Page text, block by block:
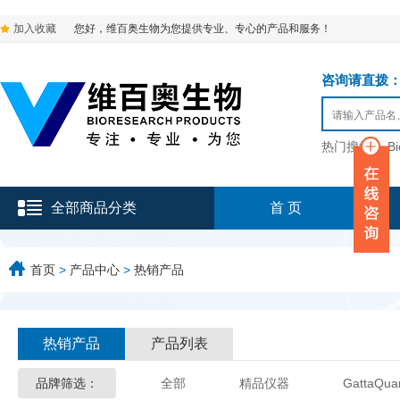
加入收藏 您好，维百奥生物为您提供专业、专心的产品和服务！
咨询请直拨
热门搜索：
全部商品分类 首 页
首页 > 产品中心 > 热销产品
热销产品 产品列表
品牌筛选： 全部 精品仪器